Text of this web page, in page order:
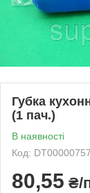
Губка
(1 пач.)
В наявності
Код:
80,55 ₴/